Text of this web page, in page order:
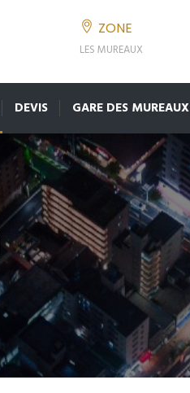
ZONE
LES MUREAUX
DEVIS GARE DES MUREAUX